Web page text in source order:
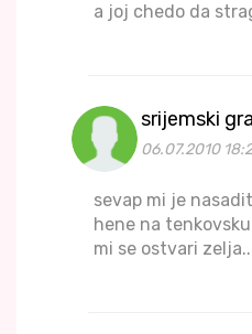
a joj chedo da
srijemski
06.07.2010
sevap mi je
hene na
mi se ostvari